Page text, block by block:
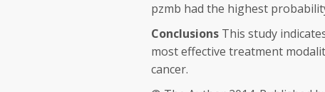
pzmb had the highest
Conclusions This study
most effective treatment
cancer.